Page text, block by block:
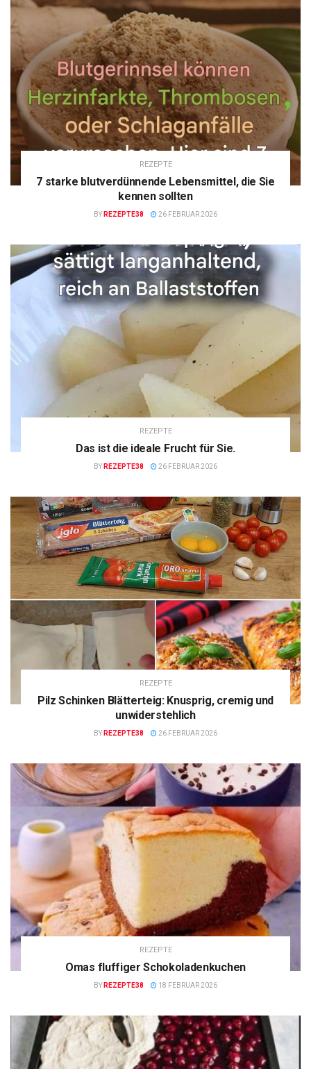
REZEPTE
7 starke blutverdünnende Lebensmittel, die Sie
kennen sollten
BY REZEPTE38 26 FEBRUAR 2026
REZEPTE
Das ist die ideale Frucht für Sie.
BY REZEPTE38 26 FEBRUAR 2026
REZEPTE
Pilz Schinken Blätterteig: Knusprig, cremig und
unwiderstehlich
BY REZEPTE38 26 FEBRUAR 2026
REZEPTE
Omas fluffiger Schokoladenkuchen
BY REZEPTE38 18 FEBRUAR 2026